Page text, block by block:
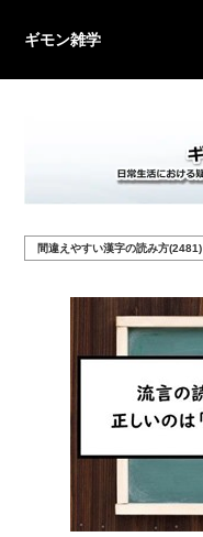
ギモン雑学
間違えやすい漢字の読み方(2481)